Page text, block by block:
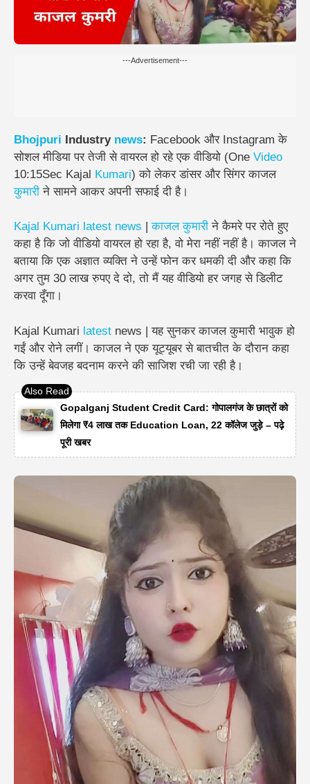
---Advertisement---
Bhojpuri Industry news: Facebook और Instagram के
सोशल मीडिया पर तेजी से वायरल हो रहे एक वीडियो (One Video
10:15Sec Kajal Kumari) को लेकर डांसर और सिंगरकाजल
कुमारी ने सामने आकर अपनी सफाई दी है।
Kajal Kumari latest news |काजल कुमारी ने कैमरे पर रोते हुए
कहा है कि जो वीडियो वायरल हो रहा है,वो मेरा नहीं नहीं है। काजल ने
बताया कि एक अज्ञात व्यक्ति ने उन्हें फोन कर धमकी दी और कहा कि
अगर तुम 30 लाख रुपए दे दो, तो मैं यह वीडियो हर जगह से डिलीट
करवा दूँगा।
Kajal Kumari latest news | यह सुनकर काजल कुमारी भावुक हो
गईं और रोने लगीं।काजल ने एक यूट्यूबर से बातचीत के दौरान कहा
कि उन्हें बेवजह बदनाम करने की साजिश रची जा रही है।
Gopalganj Student Credit Card: गोपालगंज के छात्रों को
मिलेगा ₹4 लाख तक Education Loan, 22 कॉलेज जुड़े – पढ़े
पूरी खबर